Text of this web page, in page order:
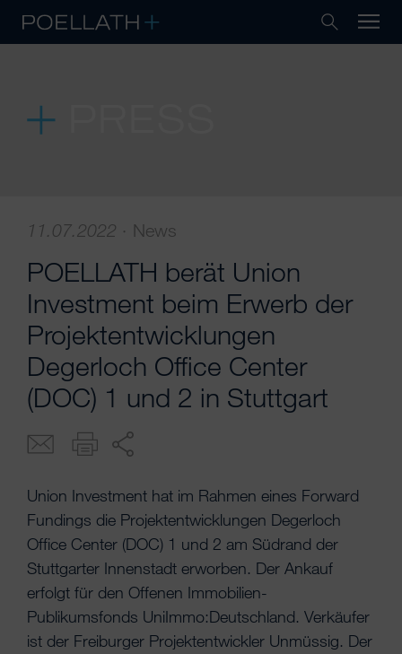
11.07.2022 · News
POELLATH berät Union
Investment beim Erwerb der
Projektentwicklungen
Degerloch Office Center
(DOC) 1 und 2 in Stuttgart
Union Investment hat im Rahmen eines Forward
Fundings die Projektentwicklungen Degerloch
Office Center (DOC) 1 und 2 am Südrand der
Stuttgarter Innenstadt erworben. Der Ankauf
erfolgt für den Offenen Immobilien-
Publikumsfonds UniImmo:Deutschland. Verkäufer
ist der Freiburger Projektentwickler Unmüssig. Der